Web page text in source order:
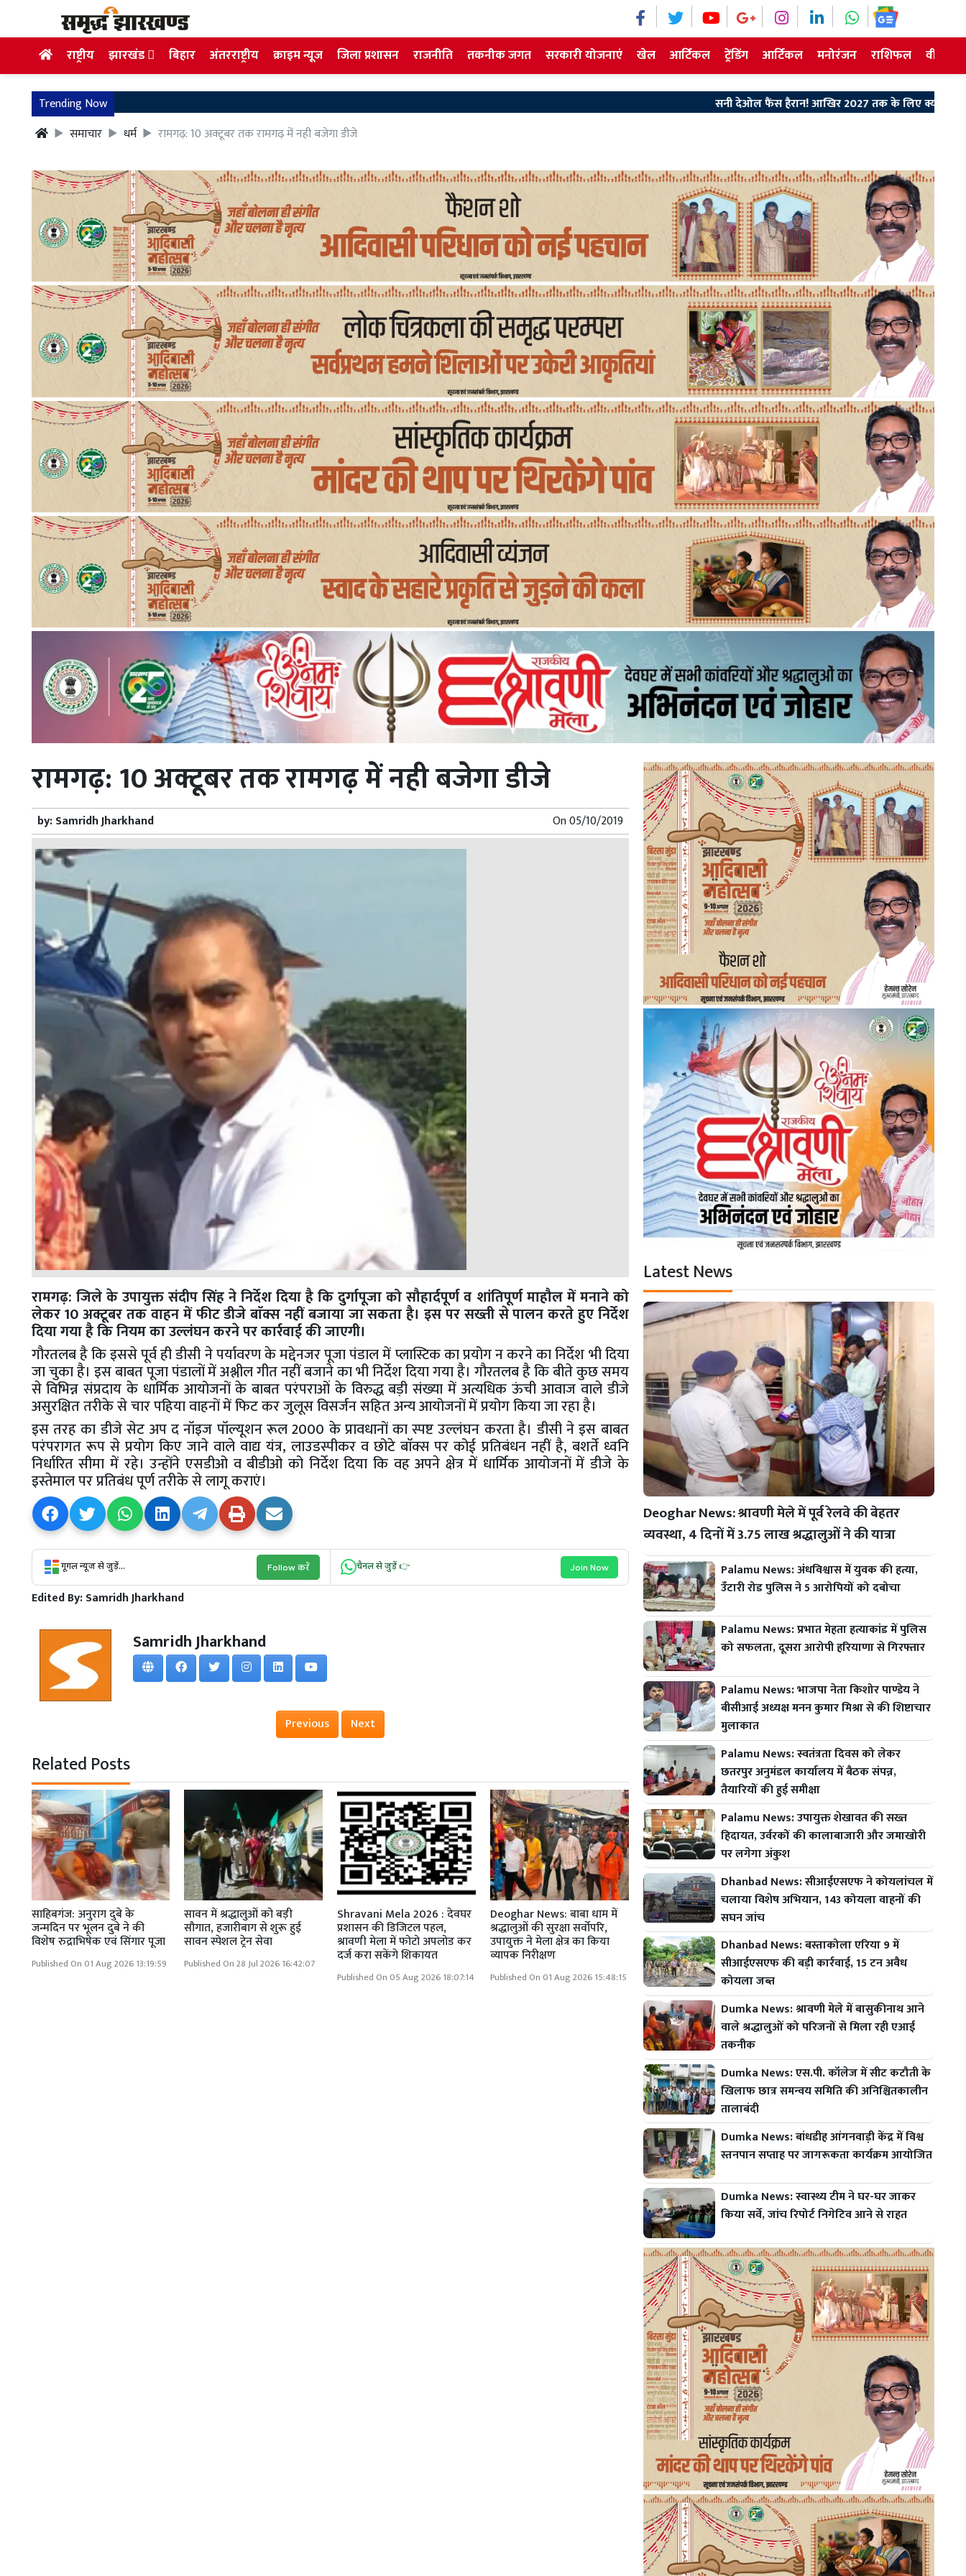
राष्ट्रीय झारखंड बिहार अंतरराष्ट्रीय क्राइम न्यूज जिला प्रशासन राजनीति तकनीक जगत सरकारी योजनाएं खेल आर्टिकल ट्रेंडिंग आर्टिकल मनोरंजन राशिफल वीडियो
Trending Now
सनी देओल फैंस हैरान! आखिर 2027 तक के लिए क्यों टली 'परशुराम'?
समाचार
धर्म रामगढ़: 10 अक्टूबर तक रामगढ़ में नही बजेगा डीजे
रामगढ़: 10 अक्टूबर तक रामगढ़ में नही बजेगा डीजे
by:Samridh Jharkhand On05/10/2019
रामगढ़: जिले के उपायुक्त संदीप सिंह ने निर्देश दिया है कि दुर्गापूजा को सौहार्दपूर्ण व शांतिपूर्ण माहौल में मनाने को
लेकर 10 अक्टूबर तक वाहन में फीट डीजे बाॅक्स नहीं बजाया जा सकता है। इस पर सख्ती से पालन करते हुए निर्देश
दिया गया है कि नियम का उल्लंघन करने पर कार्रवाई की जाएगी।
गौरतलब है कि इससे पूर्व ही डीसी ने पर्यावरण के मद्देनजर पूजा पंडाल में प्लास्टिक का प्रयोग न करने का निर्देश भी दिया
जा चुका है। इस बाबत पूजा पंडालों में अश्लील गीत नहीं बजाने का भी निर्देश दिया गया है। गौरतलब है कि बीते कुछ समय
से विभिन्न संप्रदाय के धार्मिक आयोजनों के बाबत परंपराओं के विरुद्ध बड़ी संख्या में अत्यधिक ऊंची आवाज वाले डीजे
असुरक्षित तरीके से चार पहिया वाहनों में फिट कर जुलूस विसर्जन सहित अन्य आयोजनों में प्रयोग किया जा रहा है।
इस तरह का डीजे सेट अप द नॉइज पॉल्यूशन रूल 2000 के प्रावधानों का स्पष्ट उल्लंघन करता है। डीसी ने इस बाबत
परंपरागत रूप से प्रयोग किए जाने वाले वाद्य यंत्र, लाउडस्पीकर व छोटे बाॅक्स पर कोई प्रतिबंधन नहीं है, बशर्ते ध्वनि
निर्धारित सीमा में रहे। उन्होंने एसडीओ व बीडीओ को निर्देश दिया कि वह अपने क्षेत्र में धार्मिक आयोजनों में डीजे के
इस्तेमाल पर प्रतिबंध पूर्ण तरीके से लागू कराएं।
गूगल न्यूज से जुड़ें... Follow करें चैनल से जुड़ें 👉 Join Now
Edited By:Samridh Jharkhand
Samridh Jharkhand
Previous Next
Related Posts
साहिबगंज: अनुराग दुबे के
जन्मदिन पर भूलन दुबे ने की
विशेष रुद्राभिषेक एवं सिंगार पूजा
Published On 01 Aug 2026 13:19:59
सावन में श्रद्धालुओं को बड़ी
सौगात, हजारीबाग से शुरू हुई
सावन स्पेशल ट्रेन सेवा
Published On 28 Jul 2026 16:42:07
Shravani Mela 2026 : देवघर
प्रशासन की डिजिटल पहल,
श्रावणी मेला में फोटो अपलोड कर
दर्ज करा सकेंगे शिकायत
Published On 05 Aug 2026 18:07:14
Deoghar News: बाबा धाम में
श्रद्धालुओं की सुरक्षा सर्वोपरि,
उपायुक्त ने मेला क्षेत्र का किया
व्यापक निरीक्षण
Published On 01 Aug 2026 15:48:15
Latest News
Deoghar News: श्रावणी मेले में पूर्व रेलवे की बेहतर
व्यवस्था, 4 दिनों में 3.75 लाख श्रद्धालुओं ने की यात्रा
Palamu News: अंधविश्वास में युवक की हत्या,
उँटारी रोड पुलिस ने 5 आरोपियों को दबोचा
Palamu News: प्रभात मेहता हत्याकांड में पुलिस
को सफलता, दूसरा आरोपी हरियाणा से गिरफ्तार
Palamu News: भाजपा नेता किशोर पाण्डेय ने
बीसीआई अध्यक्ष मनन कुमार मिश्रा से की शिष्टाचार
मुलाकात
Palamu News: स्वतंत्रता दिवस को लेकर
छतरपुर अनुमंडल कार्यालय में बैठक संपन्न,
तैयारियों की हुई समीक्षा
Palamu News: उपायुक्त शेखावत की सख्त
हिदायत, उर्वरकों की कालाबाजारी और जमाखोरी
पर लगेगा अंकुश
Dhanbad News: सीआईएसएफ ने कोयलांचल में
चलाया विशेष अभियान, 143 कोयला वाहनों की
सघन जांच
Dhanbad News: बस्ताकोला एरिया 9 में
सीआईएसएफ की बड़ी कार्रवाई, 15 टन अवैध
कोयला जब्त
Dumka News: श्रावणी मेले में बासुकीनाथ आने
वाले श्रद्धालुओं को परिजनों से मिला रही एआई
तकनीक
Dumka News: एस.पी. कॉलेज में सीट कटौती के
खिलाफ छात्र समन्वय समिति की अनिश्चितकालीन
तालाबंदी
Dumka News: बांधडीह आंगनवाड़ी केंद्र में विश्व
स्तनपान सप्ताह पर जागरूकता कार्यक्रम आयोजित
Dumka News: स्वास्थ्य टीम ने घर-घर जाकर
किया सर्वे, जांच रिपोर्ट निगेटिव आने से राहत